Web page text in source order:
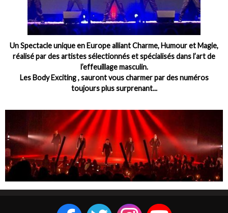
Un Spectacle unique en Europe alliant Charme, Humour et Magie,
réalisé par des artistes sélectionnés et spécialisés dans l’art de
l’effeuillage masculin.
Les Body Exciting , sauront vous charmer par des numéros
toujours plus surprenant...